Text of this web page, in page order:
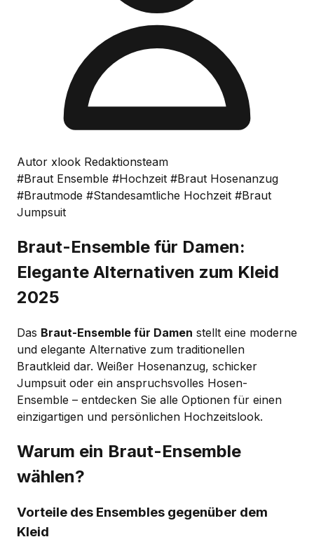
Autor xlook Redaktionsteam
#Braut Ensemble #Hochzeit #Braut Hosenanzug
#Brautmode #Standesamtliche Hochzeit #Braut
Jumpsuit
Braut-Ensemble für Damen:
Elegante Alternativen zum Kleid
2025
Das Braut-Ensemble für Damen stellt eine moderne
und elegante Alternative zum traditionellen
Brautkleid dar. Weißer Hosenanzug, schicker
Jumpsuit oder ein anspruchsvolles Hosen-
Ensemble – entdecken Sie alle Optionen für einen
einzigartigen und persönlichen Hochzeitslook.
Warum ein Braut-Ensemble
wählen?
Vorteile des Ensembles gegenüber dem
Kleid